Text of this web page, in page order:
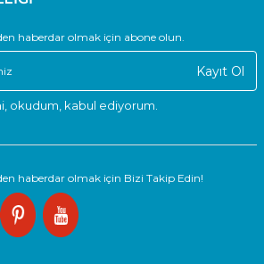
haberdar olmak için abone olun.
Kayıt Ol
, okudum, kabul ediyorum.
haberdar olmak için Bizi Takip Edin!